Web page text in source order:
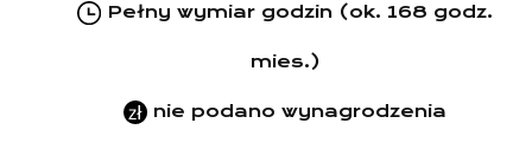
Pełny wymiar godzin (ok. 168 godz.
mies.)
nie podano wynagrodzenia